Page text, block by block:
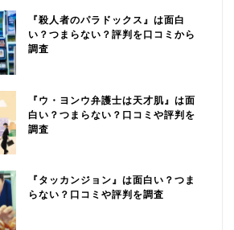
『殺人者のパラドックス』は面白
い？つまらない？評判を口コミから
調査
『ウ・ヨンウ弁護士は天才肌』は面
白い？つまらない？口コミや評判を
調査
『タッカンジョン』は面白い？つま
らない？口コミや評判を調査